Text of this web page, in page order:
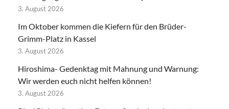
3. August 2026
Im Oktober kommen die Kiefern für den Brüder-
Grimm-Platz in Kassel
3. August 2026
Hiroshima- Gedenktag mit Mahnung und Warnung:
Wir werden euch nicht helfen können!
3. August 2026